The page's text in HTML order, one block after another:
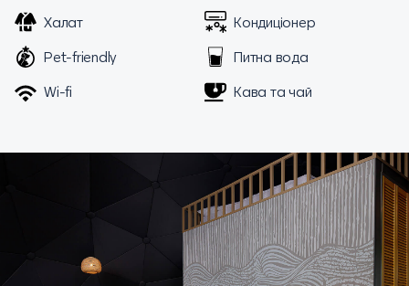
Халат
Кондиціонер
Pet-friendly
Питна вода
Wi-fi
Кава та чай